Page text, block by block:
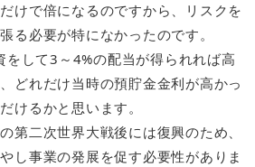
けで倍になるのですから、リスクを
る必要が特になかったのです。
して3～4%の配当が得られれば高
どれだけ当時の預貯金金利が高かっ
けるかと思います。
第二次世界大戦後には復興のため、
し事業の発展を促す必要性がありま